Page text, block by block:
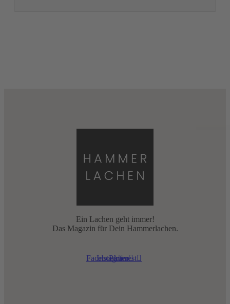
Ein Lachen geht immer!
Das Magazin für Dein Hammerlachen.
Facebook
Instagram
Pinterest